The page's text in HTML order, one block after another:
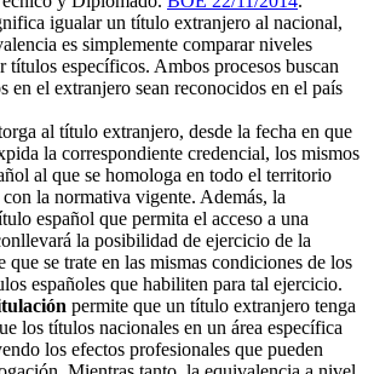
igualar un título extranjero al nacional,
es simplemente comparar niveles
títulos específicos. Ambos procesos buscan
en el extranjero sean reconocidos en el país
al título extranjero, desde la fecha en que
la correspondiente credencial, los mismos
al que se homologa en todo el territorio
la normativa vigente. Además, la
español que permita el acceso a una
la posibilidad de ejercicio de la
que se trate en las mismas condiciones de los
españoles que habiliten para tal ejercicio.
permite que un título extranjero tenga
los títulos nacionales en un área específica
los efectos profesionales que pueden